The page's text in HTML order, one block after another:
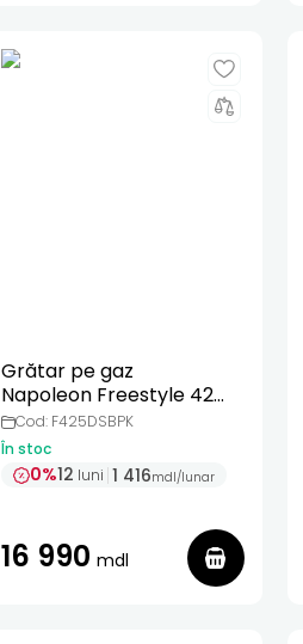
Grătar pe gaz
Napoleon Freestyle 425
negru cu aragaz lateral
Cod: F425DSBPK
În stoc
0%12 luni 1 416mdl/lunar
16 990 mdl